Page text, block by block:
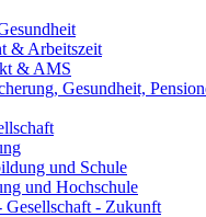
& Arbeitszeit
& AMS
Gesundheit,
und Schule
und Hochschule
Gesellschaft - Zukunft